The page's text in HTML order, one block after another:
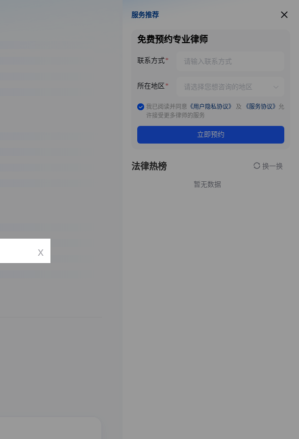
服务推荐
服务推荐
免费预约专业律师
联系方式
所在地区
我已阅读并同意 《用户隐私协议》 及 《服务协议》 允
许接受更多律师的服务
立即预约
法律热榜 换一换
暂无数据
x